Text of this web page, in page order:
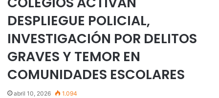
DESPLIEGUE POLICIAL,
INVESTIGACIÓN POR DELITOS
GRAVES Y TEMOR EN
COMUNIDADES ESCOLARES
abril 10, 2026 1.094